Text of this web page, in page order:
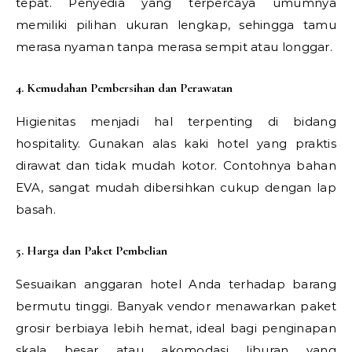
memiliki pilihan ukuran lengkap, sehingga tamu
merasa nyaman tanpa merasa sempit atau longgar.
4. Kemudahan Pembersihan dan Perawatan
Higienitas menjadi hal terpenting di bidang
hospitality. Gunakan alas kaki hotel yang praktis
dirawat dan tidak mudah kotor. Contohnya bahan
EVA, sangat mudah dibersihkan cukup dengan lap
basah.
5. Harga dan Paket Pembelian
Sesuaikan anggaran hotel Anda terhadap barang
bermutu tinggi. Banyak vendor menawarkan paket
grosir berbiaya lebih hemat, ideal bagi penginapan